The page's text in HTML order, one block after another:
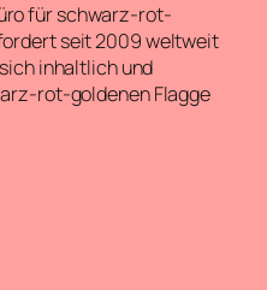
für schwarz-rot-
seit 2009 weltweit
inhaltlich und
rot-goldenen Flagge